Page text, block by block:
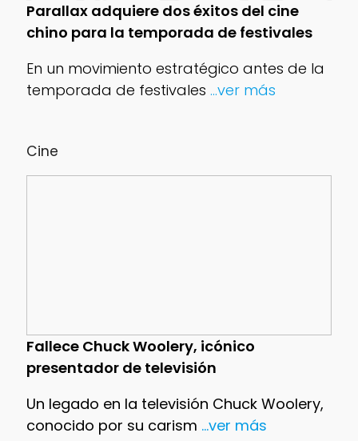
Cine
Fallece Chuck Woolery, icónico
presentador de televisión
Un legado en la televisión Chuck Woolery,
conocido por su carism ...ver más
Parallax adquiere dos éxitos del cine
chino para la temporada de festivales
En un movimiento estratégico antes de la
temporada de festivales ...ver más